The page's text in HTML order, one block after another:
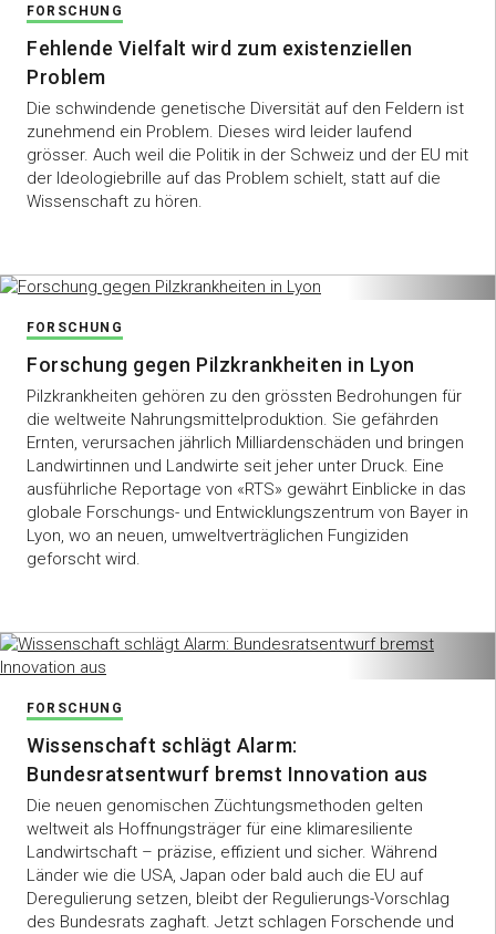
FORSCHUNG
Fehlende Vielfalt wird zum existenziellen
Problem
Die schwindende genetische Diversität auf den Feldern ist
zunehmend ein Problem. Dieses wird leider laufend
grösser. Auch weil die Politik in der Schweiz und der EU mit
der Ideologiebrille auf das Problem schielt, statt auf die
Wissenschaft zu hören.
FORSCHUNG
Forschung gegen Pilzkrankheiten in Lyon
Pilzkrankheiten gehören zu den grössten Bedrohungen für
die weltweite Nahrungsmittelproduktion. Sie gefährden
Ernten, verursachen jährlich Milliardenschäden und bringen
Landwirtinnen und Landwirte seit jeher unter Druck. Eine
ausführliche Reportage von «RTS» gewährt Einblicke in das
globale Forschungs- und Entwicklungszentrum von Bayer in
Lyon, wo an neuen, umweltverträglichen Fungiziden
geforscht wird.
FORSCHUNG
Wissenschaft schlägt Alarm:
Bundesratsentwurf bremst Innovation aus
Die neuen genomischen Züchtungsmethoden gelten
weltweit als Hoffnungsträger für eine klimaresiliente
Landwirtschaft – präzise, effizient und sicher. Während
Länder wie die USA, Japan oder bald auch die EU auf
Deregulierung setzen, bleibt der Regulierungs-Vorschlag
des Bundesrats zaghaft. Jetzt schlagen Forschende und